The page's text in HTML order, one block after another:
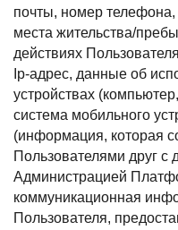
почты, номер
места жительства/
действиях
Ip-адрес, данные об
устройствах
система мобильного
(информация, которая
Пользователями друг с
Администрацией
коммуникационная
Пользователя,